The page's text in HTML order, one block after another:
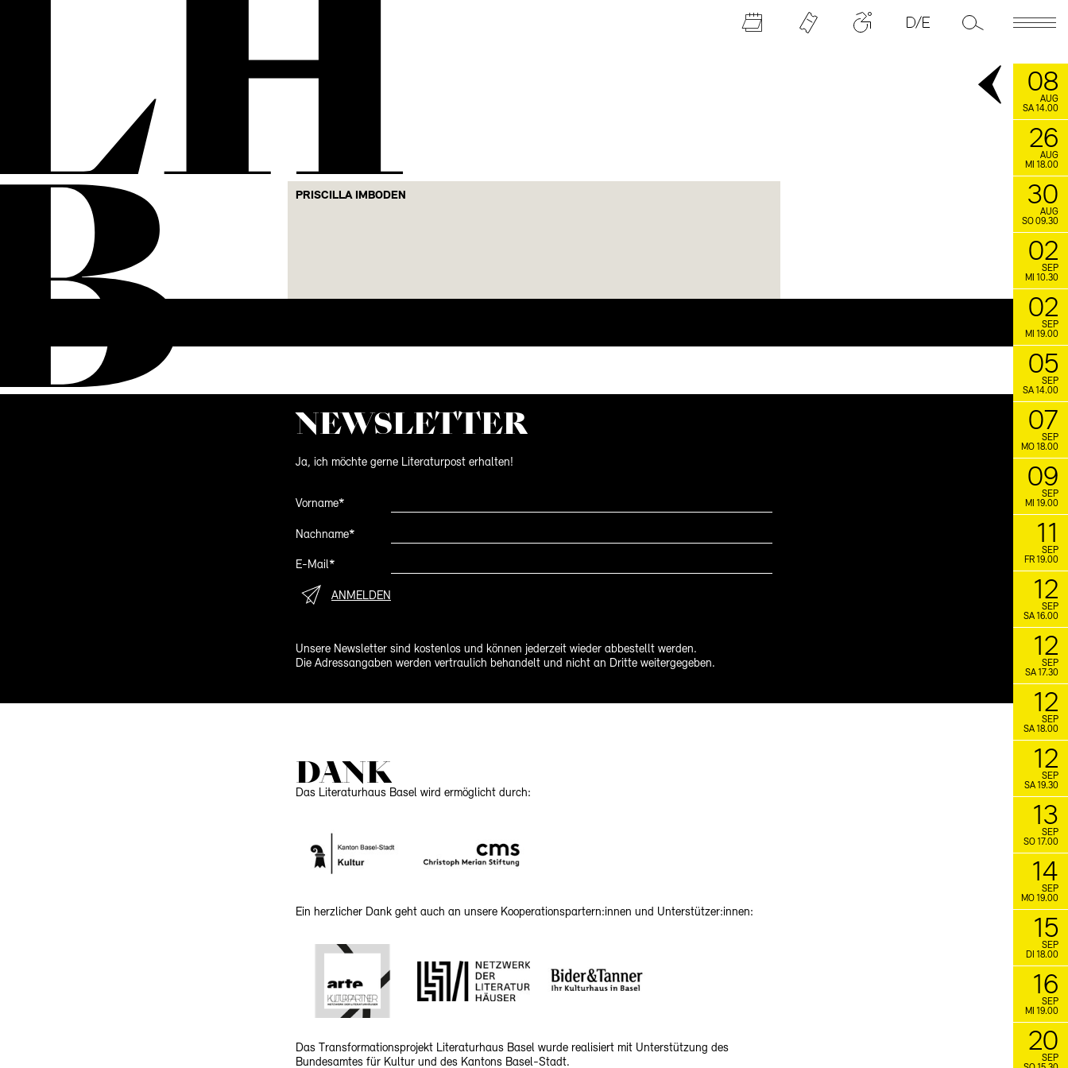
PRISCILLA IMBODEN
NEWS­LETTER
Ja, ich möchte gerne Literaturpost erhalten!
Vorname*
Nachname*
E-Mail*
ANMELDEN
Unsere Newsletter sind kostenlos und können jederzeit wieder abbestellt werden.
Die Adressangaben werden vertraulich behandelt und nicht an Dritte weitergegeben.
DANK
Das Literaturhaus Basel wird ermöglicht durch:
Ein herzlicher Dank geht auch an unsere Kooperationspartern:innen und Unterstützer:innen:
Das Transformationsprojekt Literaturhaus Basel wurde realisiert mit Unterstützung des
Bundesamtes für Kultur und des Kantons Basel-Stadt.
08
AUG
SA 14.00
26
AUG
MI 18.00
30
AUG
SO 09.30
02
SEP
MI 10.30
02
SEP
MI 19.00
05
SEP
SA 14.00
07
SEP
MO 18.00
09
SEP
MI 19.00
11
SEP
FR 19.00
12
SEP
SA 16.00
12
SEP
SA 17.30
12
SEP
SA 18.00
12
SEP
SA 19.30
13
SEP
SO 17.00
14
SEP
MO 19.00
15
SEP
DI 18.00
16
SEP
MI 19.00
20
SEP